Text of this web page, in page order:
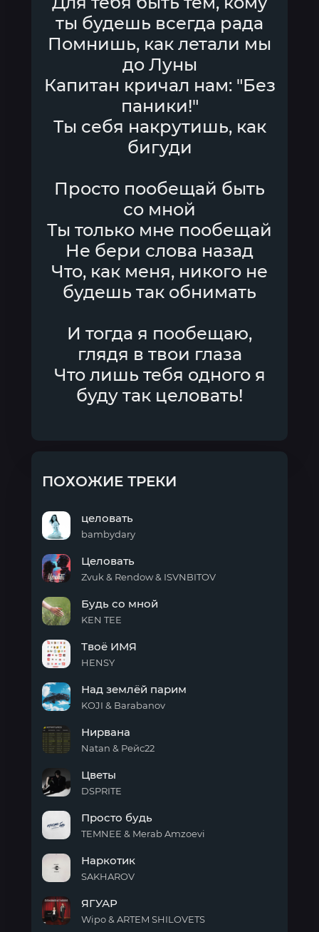
ты будешь всегда рада
Помнишь, как летали мы
до Луны
Капитан кричал нам: "Без
паники!"
Ты себя накрутишь, как
бигуди
Просто пообещай быть
со мной
Ты только мне пообещай
Не бери слова назад
Что, как меня, никого не
будешь так обнимать
И тогда я пообещаю,
глядя в твои глаза
Что лишь тебя одного я
буду так целовать!
ПОХОЖИЕ ТРЕКИ
целовать
bambydary
Целовать
Zvuk & Rendow & ISVNBITOV
со
мной
Будь со мной
KEN TEE
ИМЯ
Твоё ИМЯ
HENSY
землёй
парим
Над землёй парим
KOJI & Barabanov
Нирвана
Natan & Рейс22
Цветы
DSPRITE
будь
Просто будь
TEMNEE & Merab Amzoevi
Наркотик
SAKHAROV
ЯГУАР
Wipo & ARTEM SHILOVETS